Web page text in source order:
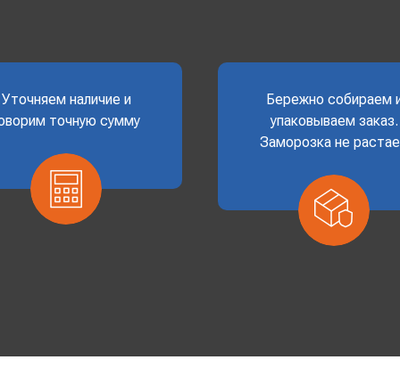
Уточняем наличие и
точную сумму
Бережно собираем
упаковываем заказ.
Заморозка не